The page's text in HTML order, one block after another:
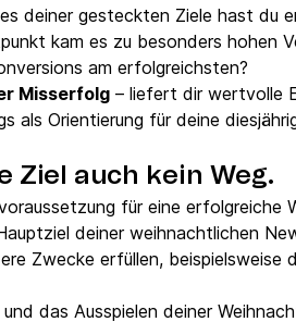
deiner gesteckten Ziele hast du
kam es zu besonders hohen
am erfolgreichsten?
Misserfolg – liefert dir wertvolle
als Orientierung für deine
Ziel auch kein Weg.
für eine erfolgreiche
deiner weihnachtlichen
Zwecke erfüllen, beispielsweise
das Ausspielen deiner